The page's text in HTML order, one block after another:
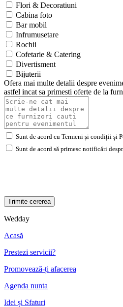
Flori & Decoratiuni
Cabina foto
Bar mobil
Infrumusetare
Rochii
Cofetarie & Catering
Divertisment
Bijuterii
Ofera mai multe detalii despre
astfel incat sa primesti oferte de la
Sunt de acord cu Termeni și condiții și
Sunt de acord să primesc notificări
Wedday
Acasă
Prestezi servicii?
Promovează-ți afacerea
Agenda nunta
Idei și Sfaturi